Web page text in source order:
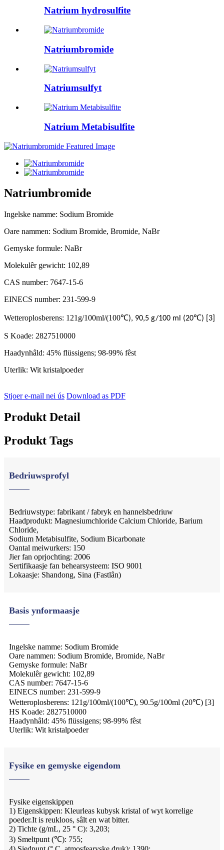
Natrium hydrosulfite
Natriumbromide
Natriumsulfyt
Natrium Metabisulfite
Natriumbromide
Ingelske namme: Sodium Bromide
Oare nammen: Sodium Bromide, Bromide, NaBr
Gemyske formule: NaBr
Molekulêr gewicht: 102,89
CAS number: 7647-15-6
EINECS number: 231-599-9
Wetteroplosberens: 121g/100ml/(100℃), 90,5 g/100 ml (20℃) [3]
S Koade: 2827510000
Haadynhâld: 45% flüssigens; 98-99% fêst
Uterlik: Wit kristalpoeder
Stjoer e-mail nei ús Download as PDF
Produkt Detail
Produkt Tags
Bedriuwsprofyl
Bedriuwstype: fabrikant / fabryk en hannelsbedriuw
Haadprodukt: Magnesiumchloride Calcium Chloride, Barium
Chloride,
Sodium Metabisulfite, Sodium Bicarbonate
Oantal meiwurkers: 150
Jier fan oprjochting: 2006
Sertifikaasje fan behearsysteem: ISO 9001
Lokaasje: Shandong, Sina (Fastlân)
Basis ynformaasje
Ingelske namme: Sodium Bromide
Oare nammen: Sodium Bromide, Bromide, NaBr
Gemyske formule: NaBr
Molekulêr gewicht: 102,89
CAS number: 7647-15-6
EINECS number: 231-599-9
Wetteroplosberens: 121g/100ml/(100℃), 90.5g/100ml (20℃) [3]
HS Koade: 2827510000
Haadynhâld: 45% flüssigens; 98-99% fêst
Uterlik: Wit kristalpoeder
Fysike en gemyske eigendom
Fysike eigenskippen
1) Eigenskippen: Kleurleas kubysk kristal of wyt korrelige
poeder.It is reukloos, sâlt en wat bitter.
2) Tichte (g/mL, 25 ° C): 3,203;
3) Smeltpunt (℃): 755;